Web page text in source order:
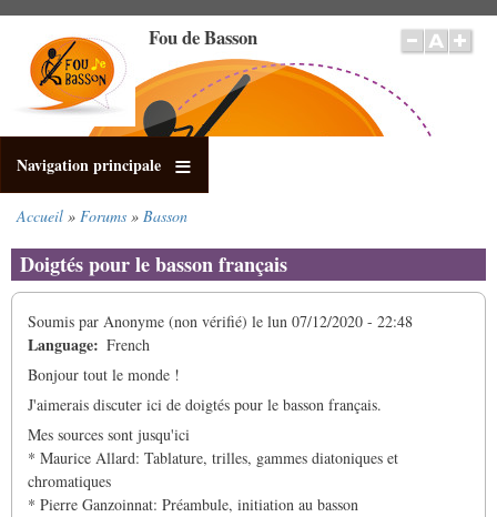
contenu
principal
Fou de Basson
Navigation principale
d'Ariane
Accueil Forums Basson
Doigtés pour le basson français
Soumis par Anonyme (non vérifié) le lun 07/12/2020 - 22:48
Language
French
Bonjour tout le monde !
J'aimerais discuter ici de doigtés pour le basson français.
Mes sources sont jusqu'ici
* Maurice Allard: Tablature, trilles, gammes diatoniques et
chromatiques
* Pierre Ganzoinnat: Préambule, initiation au basson